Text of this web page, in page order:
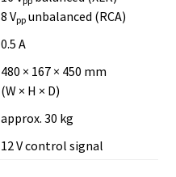
8 Vppunbalanced (RCA)
0.5 A
480 × 167 × 450 mm
(W × H × D)
approx. 30 kg
12 V control signal